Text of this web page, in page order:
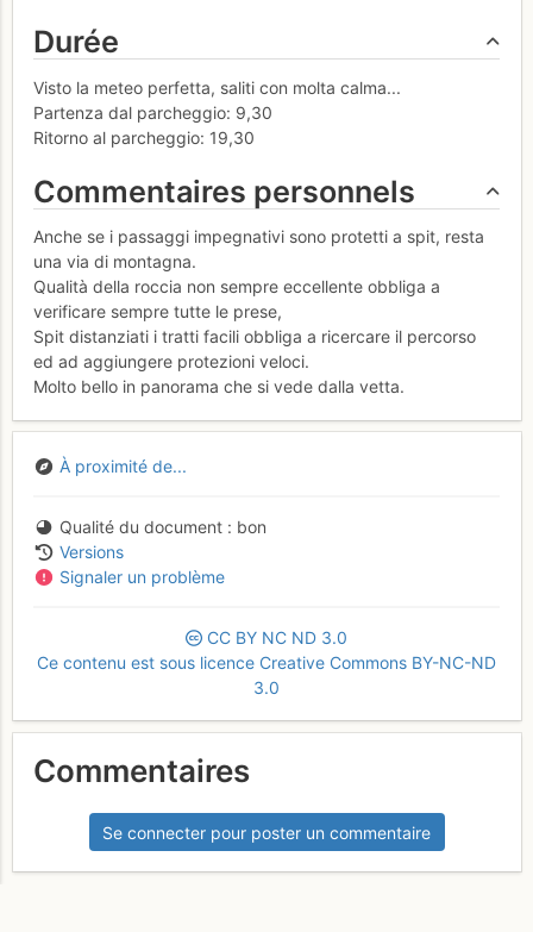
Durée
Visto la meteo perfetta, saliti con molta calma...
Partenza dal parcheggio: 9,30
Ritorno al parcheggio: 19,30
Commentaires personnels
Anche se i passaggi impegnativi sono protetti a spit, resta
una via di montagna.
Qualità della roccia non sempre eccellente obbliga a
verificare sempre tutte le prese,
Spit distanziati i tratti facili obbliga a ricercare il percorso
ed ad aggiungere protezioni veloci.
Molto bello in panorama che si vede dalla vetta.
À proximité de...
Qualité du document
bon
Versions
Signaler un problème
CC BY NC ND 3.0
Ce contenu est sous licence Creative Commons BY-NC-ND
3.0
Commentaires
Se connecter pour poster un commentaire